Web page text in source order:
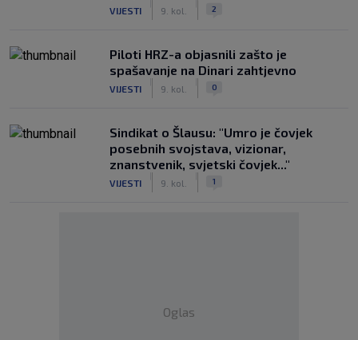
VIJESTI 9. kol. 2
Piloti HRZ-a objasnili zašto je
spašavanje na Dinari zahtjevno
VIJESTI 9. kol. 0
Sindikat o Šlausu: "Umro je čovjek
posebnih svojstava, vizionar,
znanstvenik, svjetski čovjek..."
VIJESTI 9. kol. 1
Oglas